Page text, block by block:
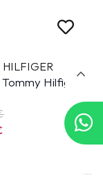
Hilfiger